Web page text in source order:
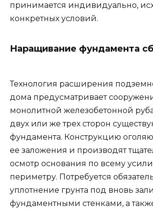
принимается индивидуально,
конкретных условий.
Наращивание фундамента
Технология расширения
дома предусматривает
монолитной железобетонной
двух или же трех сторон
фундамента. Конструкцию
ее заложения и производят
осмотр основания по всему
периметру. Потребуется
уплотнение грунта под вновь
фундаментными стенками, а